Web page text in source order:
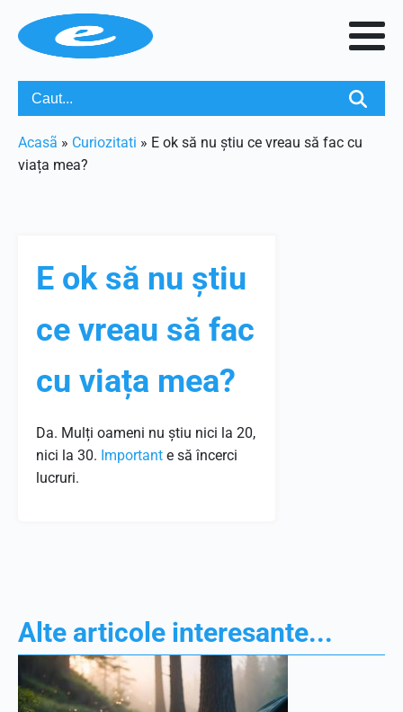
Acasã » Curiozitati » E ok să nu știu ce vreau să fac cu
viața mea?
E ok să nu știu
ce vreau să fac
cu viața mea?
Da. Mulți oameni nu știu nici la 20,
nici la 30. Important e să încerci
lucruri.
Alte articole interesante...